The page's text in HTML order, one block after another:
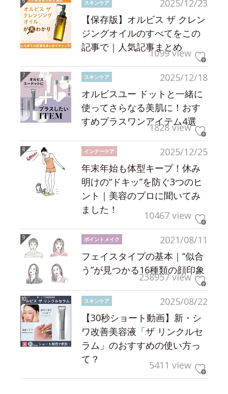
2025/12/23
スキンケア
【保存版】オルビス ザ クレン
ジングオイルのすべてをこの
記事で｜人気記事まとめ
1099 view
2025/12/18
スキンケア
オルビスユー ドットと一緒に
使ってさらなる美肌に！おす
すめプラスワンアイテム4選
1828 view
2025/12/25
インナーケア
年末年始も体型キープ！休み
明けの“ドキッ”を防ぐ3つのヒ
ント｜美容のプロに聞いてみ
ました！
10467 view
2021/08/11
ポイントメイク
フェイスタイプの基本｜“似合
う”が見つかる16種類の顔印象
238957 view
2025/08/22
スキンケア
【30秒ショート動画】新・シ
ワ改善美容液「ザ リンクルセ
ラム」のおすすめの使い方っ
て？
5411 view